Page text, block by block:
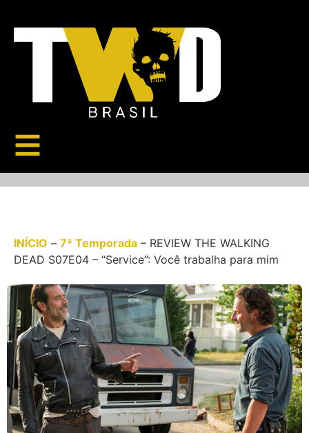
INÍCIO – 7ª Temporada – REVIEW THE WALKING
DEAD S07E04 – “Service”: Você trabalha para mim